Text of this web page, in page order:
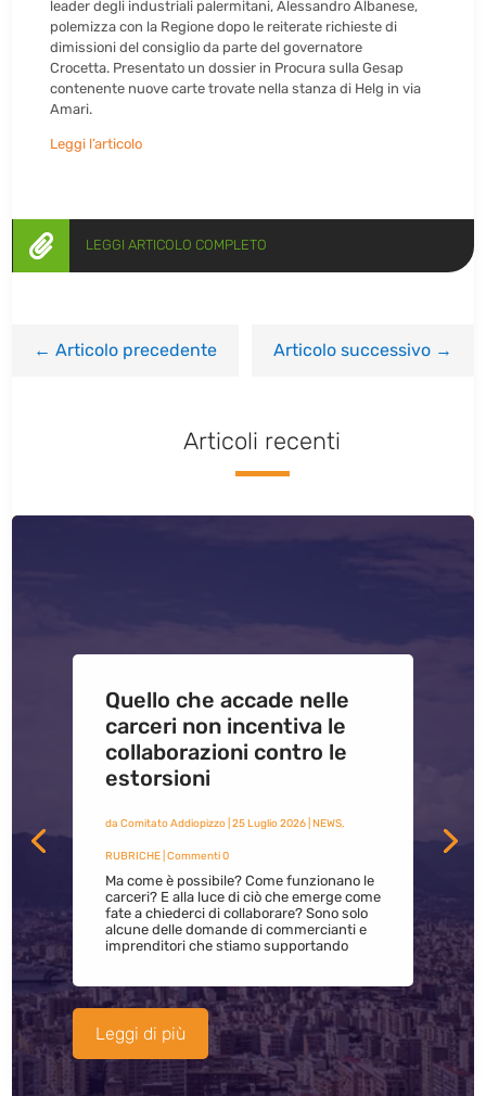
leader degli industriali palermitani, Alessandro Albanese,
polemizza con la Regione dopo le reiterate richieste di
dimissioni del consiglio da parte del governatore
Crocetta. Presentato un dossier in Procura sulla Gesap
contenente nuove carte trovate nella stanza di Helg in via
Amari.
Leggi l’articolo
 LEGGI ARTICOLO COMPLETO
←Articolo precedente Articolo successivo→
Articoli recenti
Quello che accade nelle
carceri non incentiva le
collaborazioni contro le
estorsioni
da Comitato Addiopizzo| 25 Luglio 2026| NEWS,
RUBRICHE| Commenti 0
Ma come è possibile? Come funzionano le
carceri? E alla luce di ciò che emerge come
fate a chiederci di collaborare? Sono solo
alcune delle domande di commercianti e
imprenditori che stiamo supportando
Leggi di più